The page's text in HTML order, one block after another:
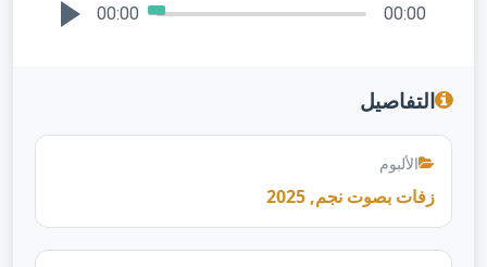
00:00 00:00
التفاصيل
الألبوم
زفات بصوت نجم, 2025